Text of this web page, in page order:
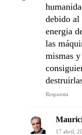
debido al
energia
las
mismas
Respuesta
17 abril,